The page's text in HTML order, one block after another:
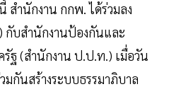
สำนักงาน กกพ. ได้ร่วมลง
กับสำนักงานป้องกันและ
ฐ (สำนักงาน ป.ป.ท.) เมื่อวัน
กันสร้างระบบธรรมาภิบาล